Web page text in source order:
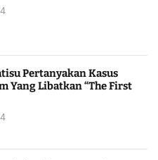
Pertanyakan Kasus
Yang Libatkan “The First